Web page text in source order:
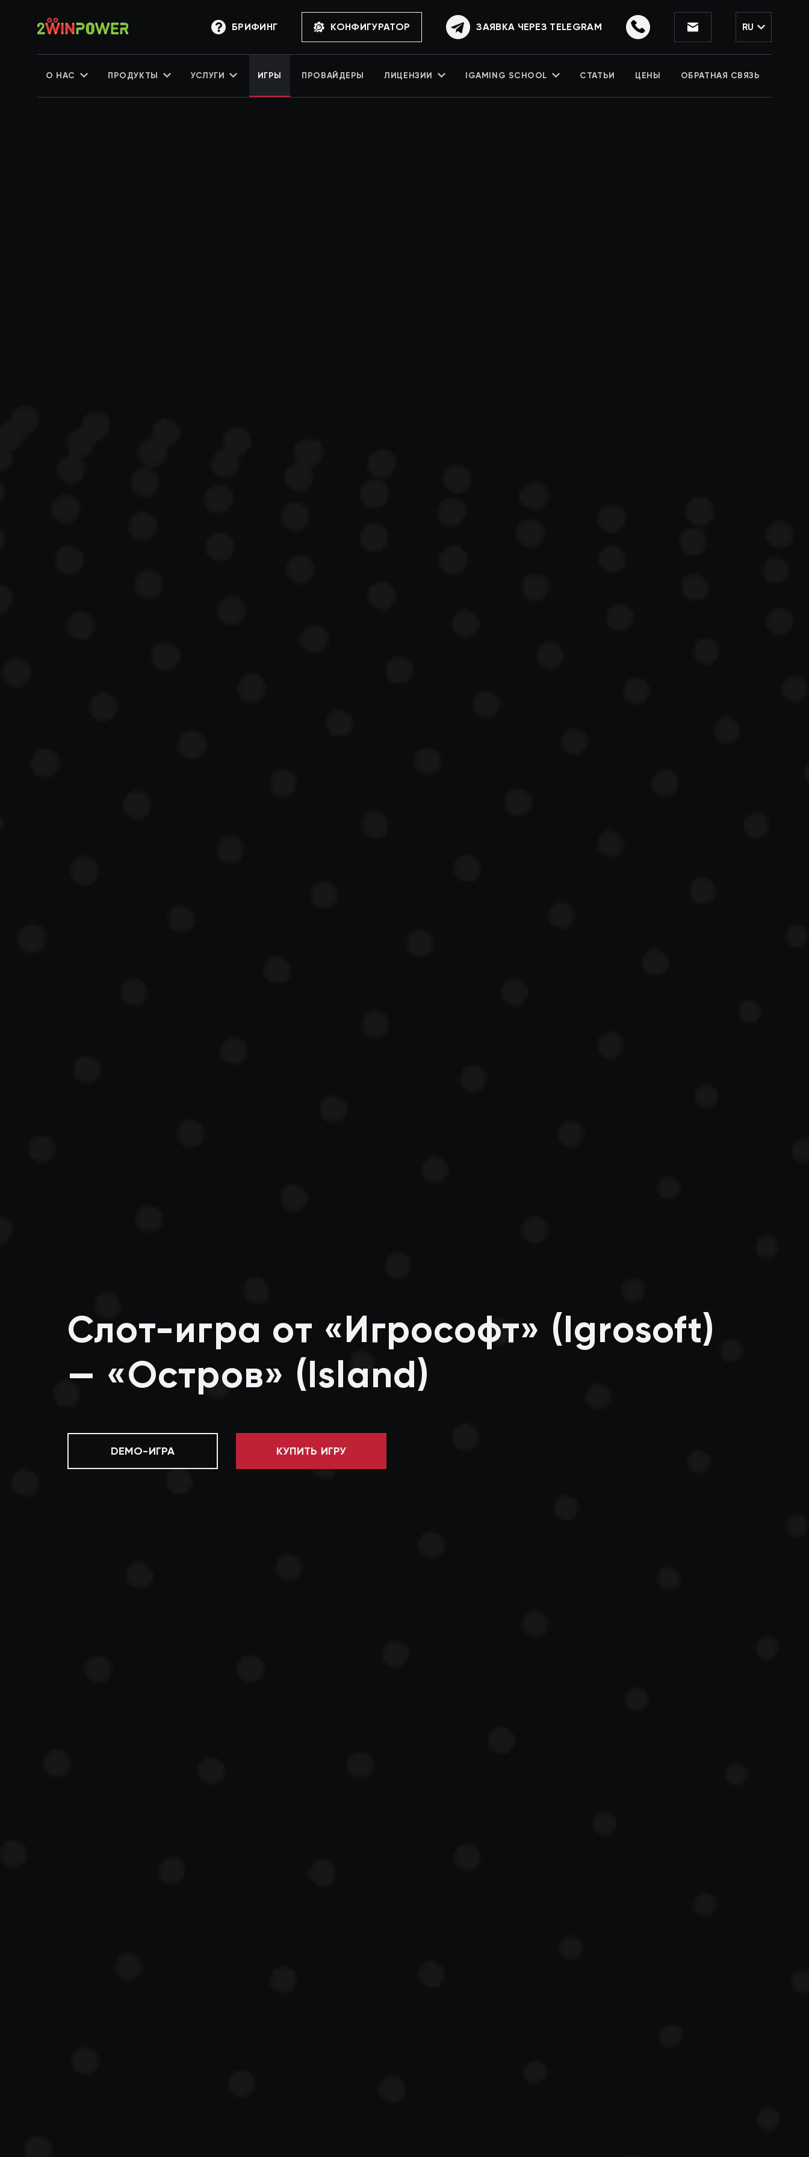
БРИФИНГ КОНФИГУРАТОР ЗАЯВКА ЧЕРЕЗ TELEGRAM RU
О НАС ПРОДУКТЫ УСЛУГИ ИГРЫ ПРОВАЙДЕРЫ ЛИЦЕНЗИИ IGAMING SCHOOL СТАТЬИ ЦЕНЫ ОБРАТНАЯ СВЯЗЬ
Слот-игра от «Игрософт» (Igrosoft)
— «Остров» (Island)
DEMO-ИГРА КУПИТЬ ИГРУ